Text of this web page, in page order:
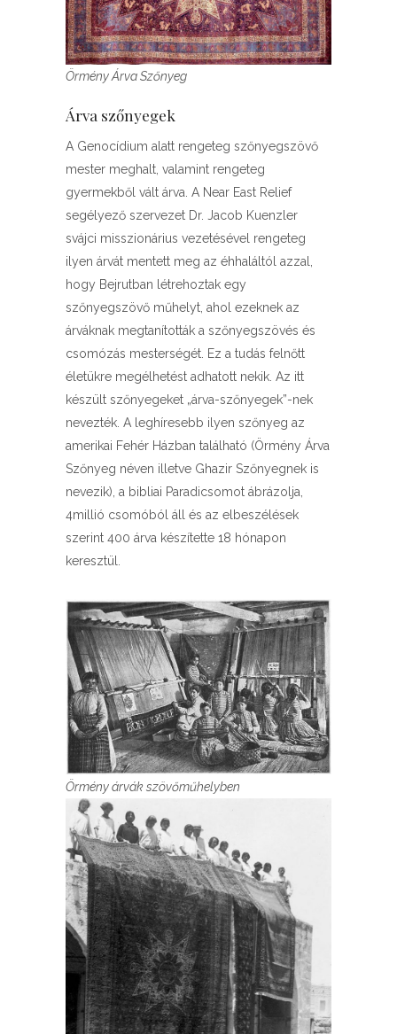
Örmény Árva Szőnyeg
Árva szőnyegek
A Genocídium alatt rengeteg szőnyegszövő
mester meghalt, valamint rengeteg
gyermekből vált árva. A Near East Relief
segélyező szervezet Dr. Jacob Kuenzler
svájci misszionárius vezetésével rengeteg
ilyen árvát mentett meg az éhhaláltól azzal,
hogy Bejrutban létrehoztak egy
szőnyegszövő műhelyt, ahol ezeknek az
árváknak megtanították a szőnyegszövés és
csomózás mesterségét. Ez a tudás felnőtt
életükre megélhetést adhatott nekik. Az itt
készült szőnyegeket „árva-szőnyegek”-nek
nevezték. A leghíresebb ilyen szőnyeg az
amerikai Fehér Házban található (Örmény Árva
Szőnyeg néven illetve Ghazir Szőnyegnek is
nevezik), a bibliai Paradicsomot ábrázolja,
4millió csomóból áll és az elbeszélések
szerint 400 árva készítette 18 hónapon
keresztül.
Örmény árvák szövőműhelyben